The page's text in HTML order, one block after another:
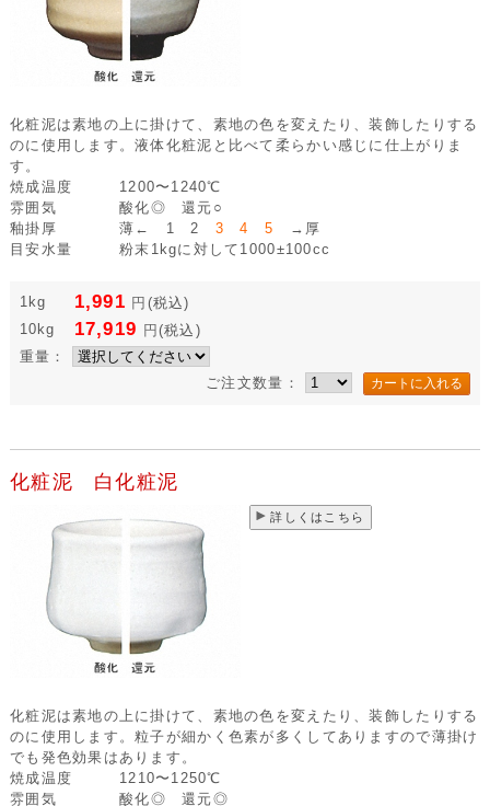
化粧泥は素地の上に掛けて、素地の色を変えたり、装飾したりする
のに使用します。液体化粧泥と比べて柔らかい感じに仕上がりま
す。
焼成温度
1200〜1240℃
雰囲気
酸化◎ 還元○
釉掛厚
薄← 1 2 3 4 5
→厚
目安水量
粉末1kgに対して1000±100cc
1kg 1,991 円 (税込)
10kg
17,919 円 (税込)
重量：
ご注文数量：
化粧泥 白化粧泥
詳しくはこちら
化粧泥は素地の上に掛けて、素地の色を変えたり、装飾したりする
のに使用します。粒子が細かく色素が多くしてありますので薄掛け
でも発色効果はあります。
焼成温度
1210〜1250℃
雰囲気
酸化◎ 還元◎